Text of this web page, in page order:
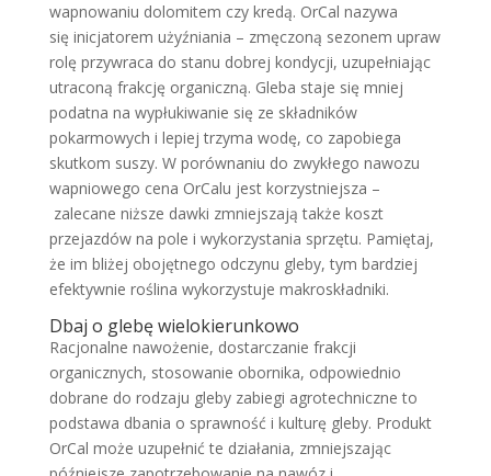
wapnowaniu dolomitem czy kredą. OrCal nazywa
się inicjatorem użyźniania – zmęczoną sezonem upraw
rolę przywraca do stanu dobrej kondycji, uzupełniając
utraconą frakcję organiczną. Gleba staje się mniej
podatna na wypłukiwanie się ze składników
pokarmowych i lepiej trzyma wodę, co zapobiega
skutkom suszy. W porównaniu do zwykłego nawozu
wapniowego cena OrCalu jest korzystniejsza –
zalecane niższe dawki zmniejszają także koszt
przejazdów na pole i wykorzystania sprzętu. Pamiętaj,
że im bliżej obojętnego odczynu gleby, tym bardziej
efektywnie roślina wykorzystuje makroskładniki.
Dbaj o glebę wielokierunkowo
Racjonalne nawożenie, dostarczanie frakcji
organicznych, stosowanie obornika, odpowiednio
dobrane do rodzaju gleby zabiegi agrotechniczne to
podstawa dbania o sprawność i kulturę gleby. Produkt
OrCal może uzupełnić te działania, zmniejszając